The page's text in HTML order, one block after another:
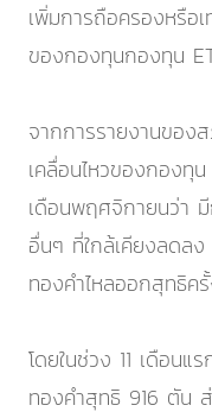
เพิ่มการถือครองหรือ
ของกองทุนกองทุน
จากการรายงานของ
เคลื่อนไหวของกองทุ
เดือนพฤศจิกายนว่า
อื่นๆ ที่ใกล้เคียงลดล
ทองคำไหลออกสุทธิค
โดยในช่วง 11 เดือน
ทองคำสุทธิ 916 ตัน